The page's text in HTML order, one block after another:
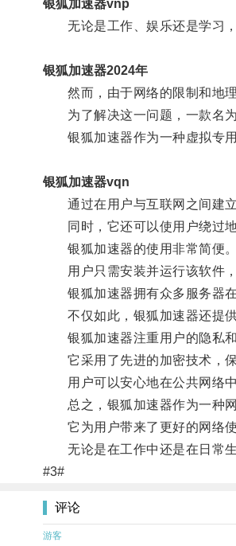
银狐加速器vnp
无论是工作、娱乐还是学习，
银狐加速器2024年
然而，由于网络的限制和地理
为了解决这一问题，一款名为
银狐加速器作为一种虚拟专用
银狐加速器vqn
通过在用户与互联网之间建立
同时，它还可以使用户绕过地
银狐加速器的使用非常简便。
用户只需安装并运行该软件，
银狐加速器拥有众多服务器在
不仅如此，银狐加速器还提供
银狐加速器注重用户的隐私和
它采用了先进的加密技术，保
用户可以安心地在公共网络中
总之，银狐加速器作为一种网
它为用户带来了更好的网络使
无论是在工作中还是在日常生
#3#
评论
游客